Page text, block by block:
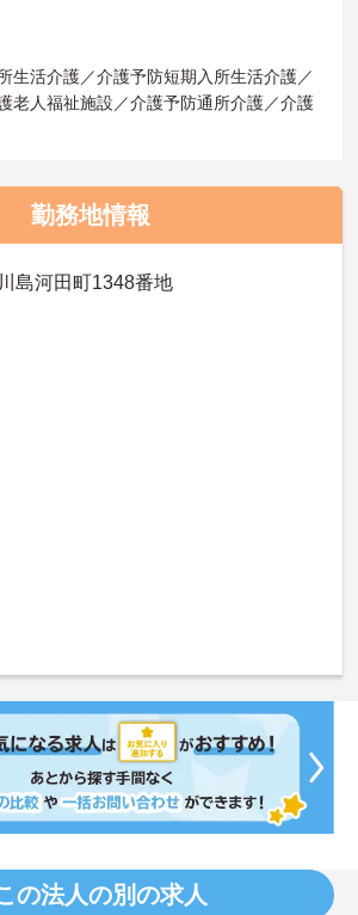
生活介護／介護予防短期入所生活介護／
老人福祉施設／介護予防通所介護／介護
勤務地情報
川島河田町1348番地
の法人の別の求人